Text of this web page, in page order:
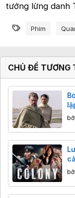
tướng lừng danh
Từ khóa
Phim
CHỦ ĐỀ TƯƠNG
bởi
bởi